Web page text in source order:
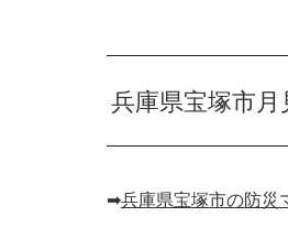
兵庫県宝塚市月
➡︎兵庫県宝塚市の防災